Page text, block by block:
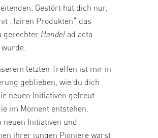
Gestört hat dich nur,
„fairen Produkten“ das
gerechter Handel ad acta
letzten Treffen ist mir in
geblieben, wie du dich
neuen Initiativen gefreut
im Moment entstehen.
neuen Initiativen und
ihrer jungen Pioniere warst